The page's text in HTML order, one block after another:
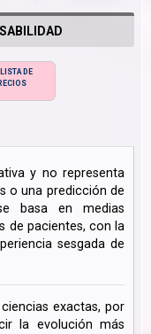
LISTA DE
y no representa
o una predicción de
basa en medias
de pacientes, con la
sesgada de
exactas, por
la evolución más